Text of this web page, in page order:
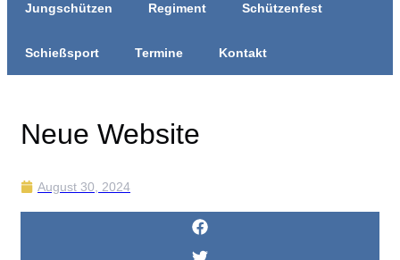
Jungschützen Regiment Schützenfest
Schießsport Termine Kontakt
Neue Website
August 30, 2024